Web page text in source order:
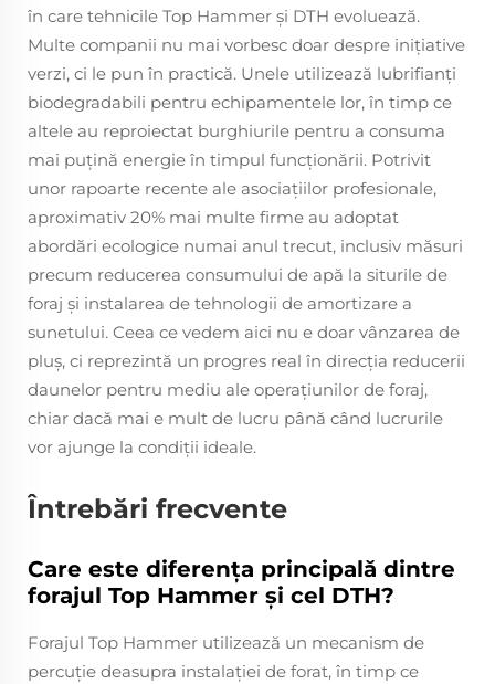
în care tehnicile Top Hammer și DTH evoluează.
Multe companii nu mai vorbesc doar despre inițiative
verzi, ci le pun în practică. Unele utilizează lubrifianţi
biodegradabili pentru echipamentele lor, în timp ce
altele au reproiectat burghiurile pentru a consuma
mai puţină energie în timpul funcţionării. Potrivit
unor rapoarte recente ale asociaţiilor profesionale,
aproximativ 20% mai multe firme au adoptat
abordări ecologice numai anul trecut, inclusiv măsuri
precum reducerea consumului de apă la siturile de
foraj şi instalarea de tehnologii de amortizare a
sunetului. Ceea ce vedem aici nu e doar vânzarea de
pluş, ci reprezintă un progres real în direcţia reducerii
daunelor pentru mediu ale operaţiunilor de foraj,
chiar dacă mai e mult de lucru până când lucrurile
vor ajunge la condiţii ideale.
Întrebări frecvente
Care este diferența principală dintre
forajul Top Hammer și cel DTH?
Forajul Top Hammer utilizează un mecanism de
percuție deasupra instalației de forat, în timp ce